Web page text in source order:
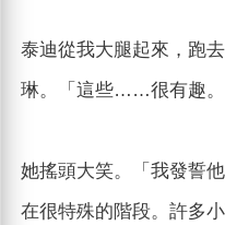
泰迪從我大腿起來，跑
琳。「這些……很有趣。
她搖頭大笑。「我發誓
在很特殊的階段。許多